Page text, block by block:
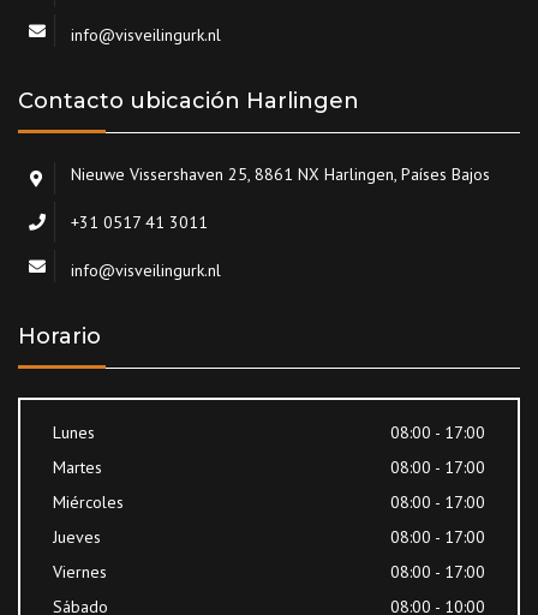
info@visveilingurk.nl
Contacto ubicación Harlingen
Nieuwe Vissershaven 25, 8861 NX Harlingen, Países Bajos
+31 0517 41 3011
info@visveilingurk.nl
Horario
Lunes
08:00 - 17:00
Martes
08:00 - 17:00
Miércoles
08:00 - 17:00
Jueves
08:00 - 17:00
Viernes
08:00 - 17:00
Sábado
08:00 - 10:00